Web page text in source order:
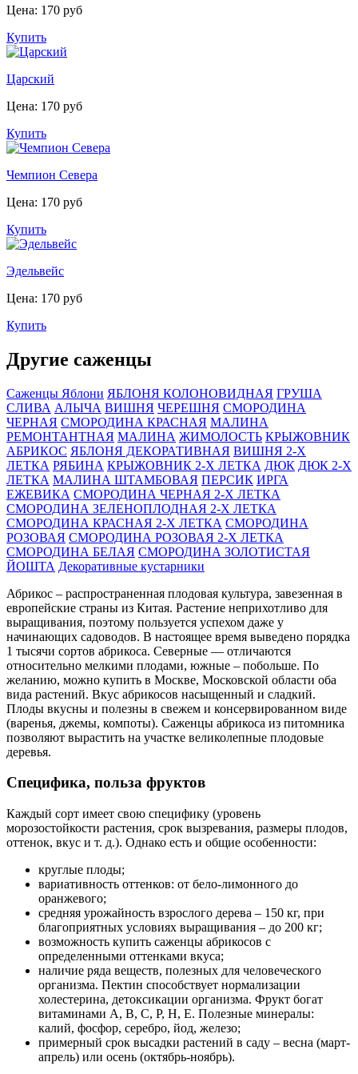
Цена: 170 руб
Купить
Царский
Цена: 170 руб
Купить
Чемпион Севера
Цена: 170 руб
Купить
Эдельвейс
Цена: 170 руб
Купить
Другие саженцы
Саженцы Яблони ЯБЛОНЯ КОЛОНОВИДНАЯ ГРУША
СЛИВА АЛЫЧА ВИШНЯ ЧЕРЕШНЯ СМОРОДИНА
ЧЕРНАЯ СМОРОДИНА КРАСНАЯ МАЛИНА
РЕМОНТАНТНАЯ МАЛИНА ЖИМОЛОСТЬ КРЫЖОВНИК
АБРИКОС ЯБЛОНЯ ДЕКОРАТИВНАЯ ВИШНЯ 2-Х
ЛЕТКА РЯБИНА КРЫЖОВНИК 2-Х ЛЕТКА ДЮК ДЮК 2-Х
ЛЕТКА МАЛИНА ШТАМБОВАЯ ПЕРСИК ИРГА
ЕЖЕВИКА СМОРОДИНА ЧЕРНАЯ 2-Х ЛЕТКА
СМОРОДИНА ЗЕЛЕНОПЛОДНАЯ 2-Х ЛЕТКА
СМОРОДИНА КРАСНАЯ 2-Х ЛЕТКА СМОРОДИНА
РОЗОВАЯ СМОРОДИНА РОЗОВАЯ 2-Х ЛЕТКА
СМОРОДИНА БЕЛАЯ СМОРОДИНА ЗОЛОТИСТАЯ
ЙОШТА Декоративные кустарники
Абрикос – распространенная плодовая культура, завезенная в
европейские страны из Китая. Растение неприхотливо для
выращивания, поэтому пользуется успехом даже у
начинающих садоводов. В настоящее время выведено порядка
1 тысячи сортов абрикоса. Северные — отличаются
относительно мелкими плодами, южные – побольше. По
желанию, можно купить в Москве, Московской области оба
вида растений. Вкус абрикосов насыщенный и сладкий.
Плоды вкусны и полезны в свежем и консервированном виде
(варенья, джемы, компоты). Саженцы абрикоса из питомника
позволяют вырастить на участке великолепные плодовые
деревья.
Специфика, польза фруктов
Каждый сорт имеет свою специфику (уровень
морозостойкости растения, срок вызревания, размеры плодов,
оттенок, вкус и т. д.). Однако есть и общие особенности:
круглые плоды;
вариативность оттенков: от бело-лимонного до
оранжевого;
средняя урожайность взрослого дерева – 150 кг, при
благоприятных условиях выращивания – до 200 кг;
возможность купить саженцы абрикосов с
определенными оттенками вкуса;
наличие ряда веществ, полезных для человеческого
организма. Пектин способствует нормализации
холестерина, детоксикации организма. Фрукт богат
витаминами А, В, С, Р, Н, Е. Полезные минералы:
калий, фосфор, серебро, йод, железо;
примерный срок высадки растений в саду – весна (март-
апрель) или осень (октябрь-ноябрь).